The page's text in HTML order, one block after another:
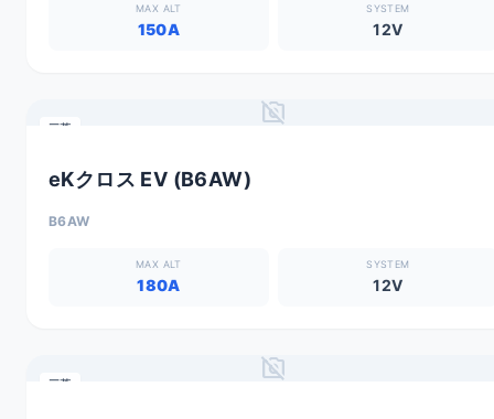
MAX ALT
150A
SYSTEM
12V
no_photography
三菱
eKクロス EV (B6AW)
B6AW
MAX ALT
180A
SYSTEM
12V
no_photography
三菱